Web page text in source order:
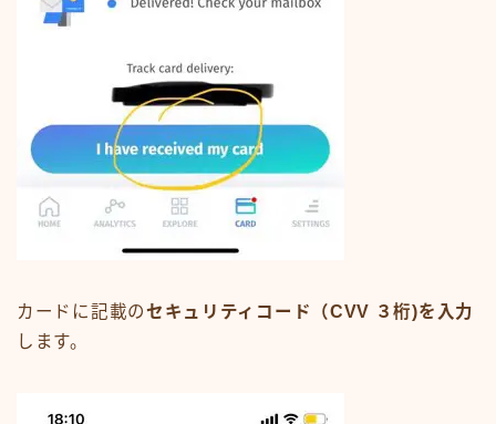
カードに記載のセキュリティコード（CVV ３桁)を入力
します。